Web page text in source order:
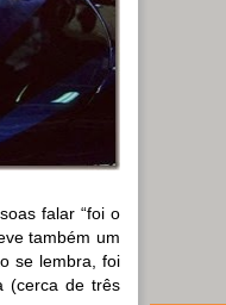
falar “foi o
também um
se lembra, foi
(cerca de três